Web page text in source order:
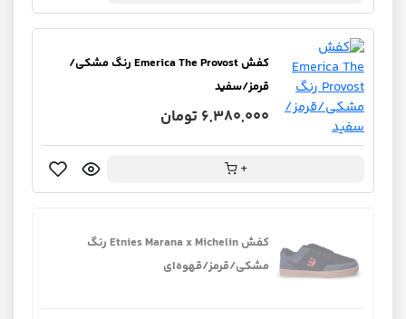
کفش Emerica The Provost رنگ مشکی/
قرمز/سفید
6,380,000 تومان
+
کفش Etnies Marana x Michelin رنگ
مشکی/قرمز/قهوه‌ای